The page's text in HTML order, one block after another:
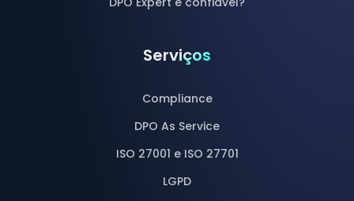
Serviços
Compliance
DPO As Service
ISO 27001 e ISO 27701
LGPD